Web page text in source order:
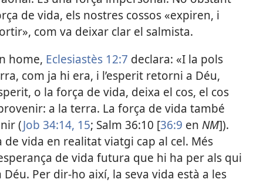
de vida, els nostres cossos «expiren, i
com va deixar clar el salmista.
home, Eclesiastès 12:7 declara: «I la pols
com ja hi era, i l’esperit retorni a Déu,
o la força de vida, deixa el cos, el cos
a la terra. La força de vida també
(Job 34:14, 15; Salm 36:10 [36:9 en NM]).
vida en realitat viatgi cap al cel. Més
de vida futura que hi ha per als qui
Per dir-ho així, la seva vida està a les